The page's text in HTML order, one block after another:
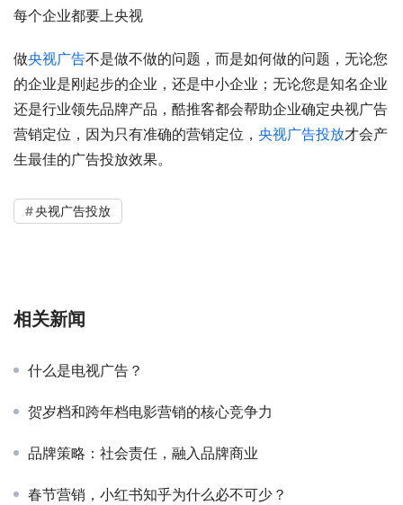
每个企业都要上央视
做央视广告不是做不做的问题，而是如何做的问题，无论您
的企业是刚起步的企业，还是中小企业；无论您是知名企业
还是行业领先品牌产品，酷推客都会帮助企业确定央视广告
营销定位，因为只有准确的营销定位， 央视广告投放才会产
生最佳的广告投放效果。
央视广告投放
相关新闻
什么是电视广告？
贺岁档和跨年档电影营销的核心竞争力
品牌策略：社会责任，融入品牌商业
春节营销，小红书知乎为什么必不可少？